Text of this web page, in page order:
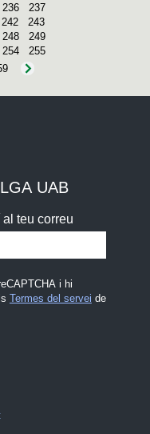
236
237
242
243
248
249
254
255
UAB
teu correu
i hi
Termes del servei de